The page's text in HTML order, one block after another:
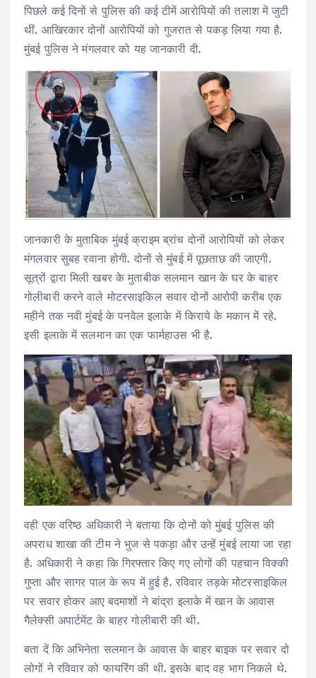
पिछले कई दिनों से पुलिस की कई टीमें आरोपियों की तलाश में जुटी
थीं. आखिरकार दोनों आरोपियों को गुजरात से पकड़ लिया गया है.
मुंबई पुलिस ने मंगलवार को यह जानकारी दी.
जानकारी के मुताबिक मुंबई क्राइम ब्रांच दोनों आरोपियों को लेकर
मंगलवार सुबह रवाना होगी. दोनों से मुंबई में पूछताछ की जाएगी.
सूत्रों द्वारा मिली खबर के मुताबीक सलमान खान के घर के बाहर
गोलीबारी करने वाले मोटरसाइकिल सवार दोनों आरोपी करीब एक
महीने तक नवी मुंबई के पनवेल इलाके में किराये के मकान में रहे.
इसी इलाके में सलमान का एक फार्महाउस भी है.
वही एक वरिष्ठ अधिकारी ने बताया कि दोनों को मुंबई पुलिस की
अपराध शाखा की टीम ने भुज से पकड़ा और उन्हें मुंबई लाया जा रहा
है. अधिकारी ने कहा कि गिरफ्तार किए गए लोगों की पहचान विक्की
गुप्ता और सागर पाल के रूप में हुई है. रविवार तड़के मोटरसाइकिल
पर सवार होकर आए बदमाशों ने बांद्रा इलाके में खान के आवास
गैलेक्सी अपार्टमेंट के बाहर गोलीबारी की थी.
बता दें कि अभिनेता सलमान के आवास के बाहर बाइक पर सवार दो
लोगों ने रविवार को फायरिंग की थी. इसके बाद वह भाग निकले थे.